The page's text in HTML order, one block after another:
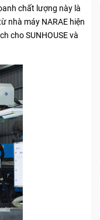
chất lượng này là
nhà máy NARAE hiện
cho SUNHOUSE và